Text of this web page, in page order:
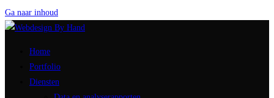
Ga naar inhoud
Home
Portfolio
Diensten